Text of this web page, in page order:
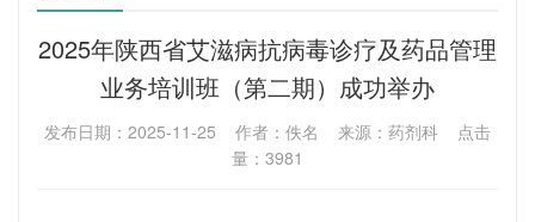
2025年陕西省艾滋病抗病毒诊疗及药品管理
业务培训班（第二期）成功举办
发布日期：2025-11-25 作者：佚名 来源：药剂科 点击
量：3981